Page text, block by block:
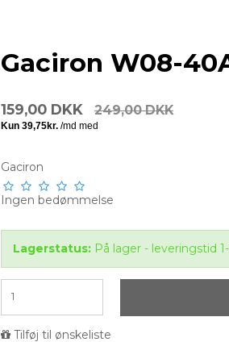
Gaciron W08-
159,00 DKK 249,00 DKK
Gaciron
Ingen bedømmelse
Lagerstatus: På lager - leveringstid
Tilføj til ønskeliste